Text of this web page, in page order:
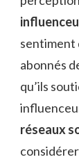
sentiment
abonnés
qu’ils
réseaux